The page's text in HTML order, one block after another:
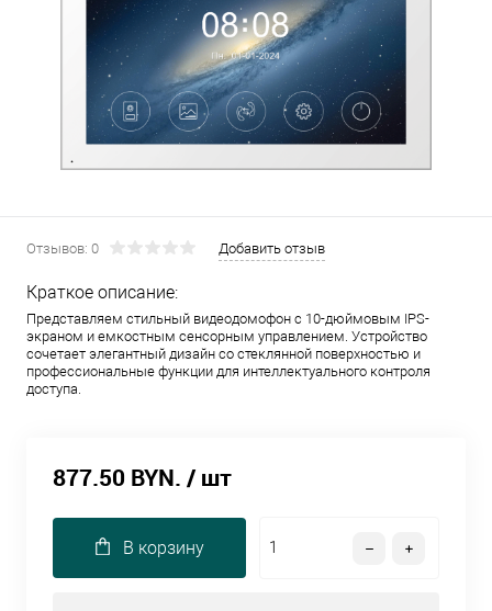
Отзывов: 0 Добавить отзыв
Краткое описание:
Представляем стильный видеодомофон с 10-дюймовым IPS-
экраном и емкостным сенсорным управлением. Устройство
сочетает элегантный дизайн со стеклянной поверхностью и
профессиональные функции для интеллектуального контроля
доступа.
877.50 BYN. / шт
В корзину